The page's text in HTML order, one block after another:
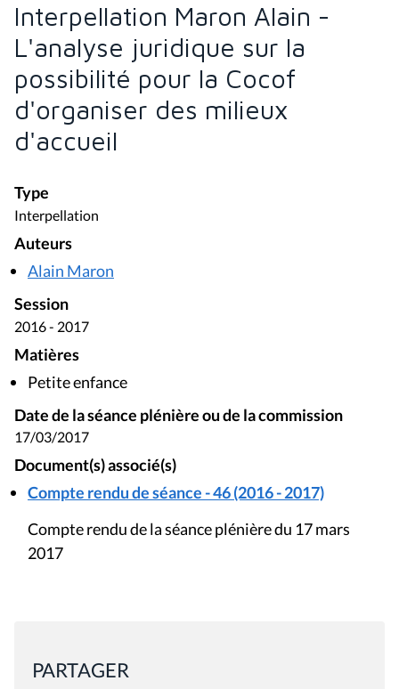
Interpellation Maron Alain -
L'analyse juridique sur la
possibilité pour la Cocof
d'organiser des milieux
d'accueil
Type
Interpellation
Auteurs
Alain Maron
Session
2016 - 2017
Matières
Petite enfance
Date de la séance plénière ou de la commission
17/03/2017
Document(s) associé(s)
Compte rendu de séance - 46 (2016 - 2017)
Compte rendu de la séance plénière du 17 mars
2017
PARTAGER